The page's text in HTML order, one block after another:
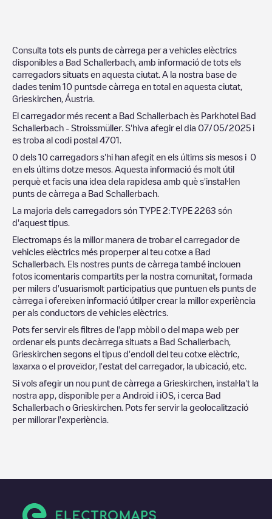
Consulta tots els punts de càrrega per a vehicles elèctrics
disponibles a Bad Schallerbach , amb informació de tots els
carregadors situats en aquesta ciutat. A la nostra base de
dades tenim 10 puntsde càrrega en total en aquesta ciutat,
Grieskirchen Áustria
El carregador més recent a Bad Schallerbach ès Parkhotel Bad
Schallerbach - Stroissmüller. S'hiva afegir el dia 07/05/2025 i
es troba al codi postal 4701
0 dels 10 carregadors s'hi han afegit en els últims sis mesos i 0
en els últims dotze mesos. Aquesta informació és molt útil
perquè et facis una idea dela rapidesa amb què s'instal·len
punts de càrrega a Bad Schallerbach
La majoria dels carregadors són TYPE 2:TYPE 2263 són
d'aquest tipus.
Electromaps és la millor manera de trobar el carregador de
vehicles elèctrics més properper al teu cotxe a Bad
Schallerbach . Els nostres punts de càrrega també inclouen
fotos icomentaris compartits per la nostra comunitat, formada
per milers d'usuarismolt participatius que puntuen els punts de
càrrega i ofereixen informació útilper crear la millor experiència
per als conductors de vehicles elèctrics.
Pots fer servir els filtres de l'app mòbil o del mapa web per
ordenar els punts decàrrega situats a Bad Schallerbach
Grieskirchen segons el tipus d'endoll del teu cotxe elèctric,
laxarxa o el proveïdor, l'estat del carregador, la ubicació, etc.
Si vols afegir un nou punt de càrrega a Grieskirchen , instal·la't la
nostra app, disponible per a Android i iOS, i cerca Bad
Schallerbach o Grieskirchen . Pots fer servir la geolocalització
per millorar l'experiència.